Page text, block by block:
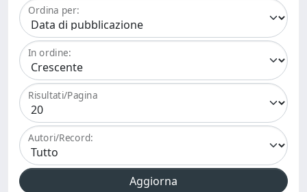
Ordina per:
In ordine:
Risultati/Pagina
Autori/Record: